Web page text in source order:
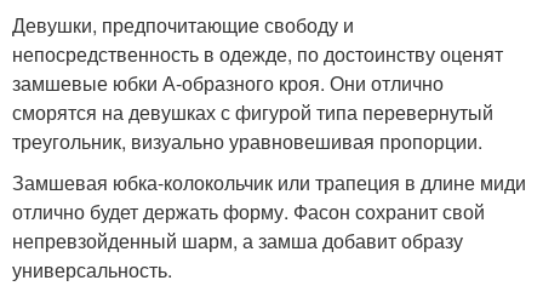
Девушки, предпочитающие свободу и
непосредственность в одежде, по достоинству оценят
замшевые юбки А-образного кроя. Они отлично
сморятся на девушках с фигурой типа перевернутый
треугольник, визуально уравновешивая пропорции.
Замшевая юбка-колокольчик или трапеция в длине миди
отлично будет держать форму. Фасон сохранит свой
непревзойденный шарм, а замша добавит образу
универсальность.